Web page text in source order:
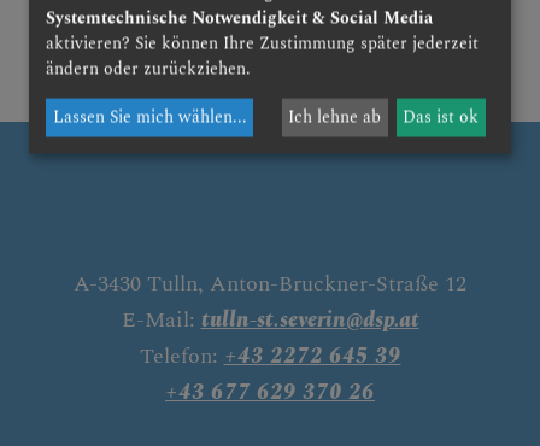
zurück
A-3430 Tulln, Anton-Bruckner-Straße 12
E-Mail:tulln-st.severin@dsp.at
Telefon:+43 2272 645 39
+43 677 629 370 26
Systemtechnische Notwendigkeit & Social Media
aktivieren? Sie können Ihre Zustimmung später jederzeit
ändern oder zurückziehen.
Lassen Sie mich wählen... Ich lehne ab Das ist ok